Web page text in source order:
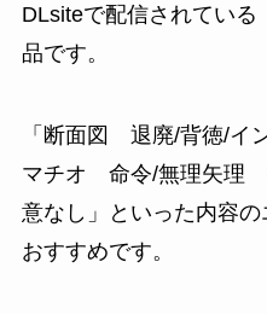
DLsiteで配信されている
品です。
「 断面図 退廃/背徳/イ
マチオ 命令/無理矢
意なし 」といった内容
おすすめです。